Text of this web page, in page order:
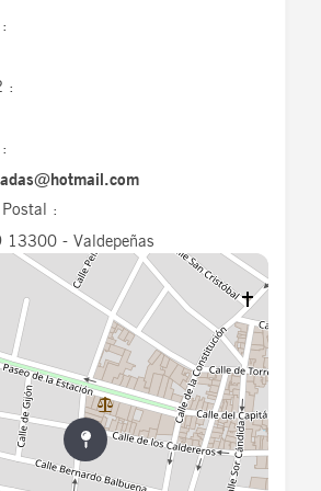
13300 - Valdepeñas